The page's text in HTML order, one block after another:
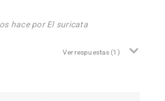
hace por El suricata
Ver respuestas(1)